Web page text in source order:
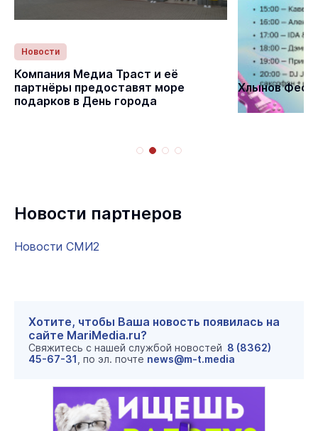
Новости
Компания Медиа Траст и её
партнёры предоставят море
подарков в День города
Статьи
Хлынов Фест
Новости партнеров
Новости СМИ2
Хотите, чтобы Ваша новость появилась на
сайте MariMedia.ru?
Свяжитесь с нашей службой новостей 8 (8362)
45-67-31 , по эл. почте news@m-t.media